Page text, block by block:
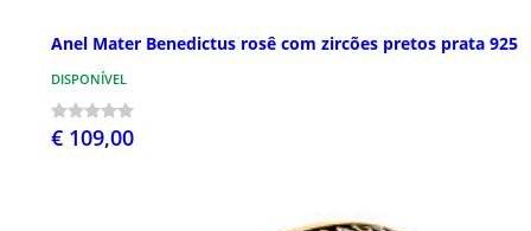
Anel Mater Benedictus rosê com zircões pretos prata 925
DISPONÍVEL
€ 109,00